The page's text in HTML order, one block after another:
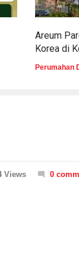
Areum
Korea di
Perumahan
Views 0